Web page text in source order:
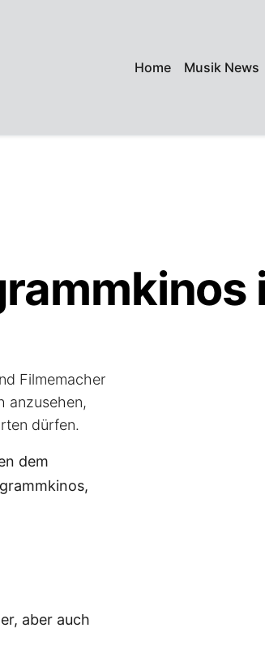
Home Musik News
Filmemacher
anzusehen,
dürfen.
dem
aber auch